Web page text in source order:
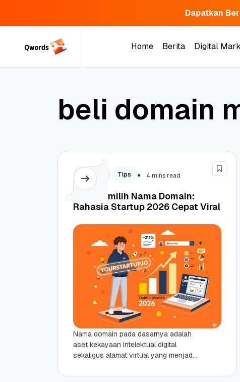
Dapatkan
Home
Berita
Digital
beli domain
Hosting Tips 4 mins read
Tips Memilih Nama Domain:
Rahasia Startup 2026 Cepat Viral
Nama domain pada dasarnya adalah
aset kekayaan intelektual digital
sekaligus alamat virtual yang menjadi
bisnis. Bagi seorang founder pemula,